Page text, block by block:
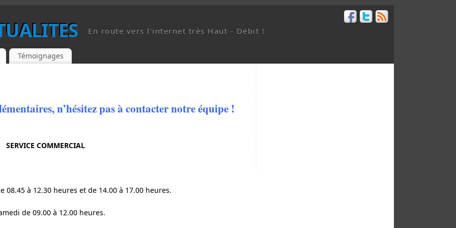
En route vers l'internet très Haut - Débit !
Témoignages
n’hésitez pas à contacter notre équipe !
SERVICE COMMERCIAL
08.45 à 12.30 heures et de 14.00 à 17.00 heures.
de 09.00 à 12.00 heures.